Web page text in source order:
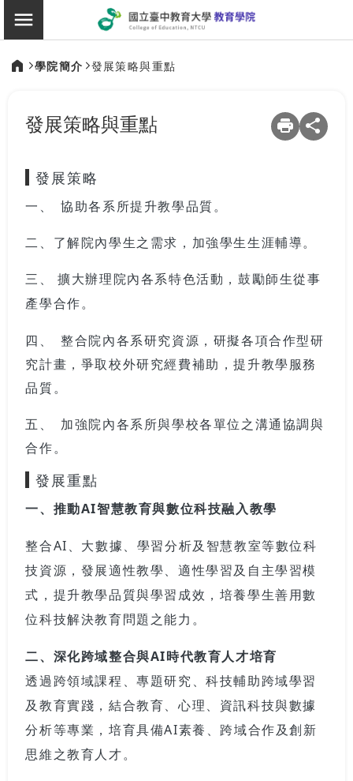
切換選單
教育學院
學院簡介 發展策略與重點
發展策略與重點
發展策略
一、 協助各系所提升教學品質。
二、了解院內學生之需求，加強學生生涯輔導。
三、 擴大辦理院內各系特色活動，鼓勵師生從事
產學合作。
四、 整合院內各系研究資源，研擬各項合作型研
究計畫，爭取校外研究經費補助，提升教學服務
品質。
五、 加強院內各系所與學校各單位之溝通協調與
合作。
發展重點
一、推動AI智慧教育與數位科技融入教學
整合AI、大數據、學習分析及智慧教室等數位科
技資源，發展適性教學、適性學習及自主學習模
式，提升教學品質與學習成效，培養學生善用數
位科技解決教育問題之能力。
二、深化跨域整合與AI時代教育人才培育
透過跨領域課程、專題研究、科技輔助跨域學習
及教育實踐，結合教育、心理、資訊科技與數據
分析等專業，培育具備AI素養、跨域合作及創新
思維之教育人才。